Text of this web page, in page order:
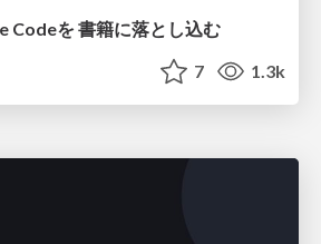
Codeを 書籍に落とし込む
7 1.3k